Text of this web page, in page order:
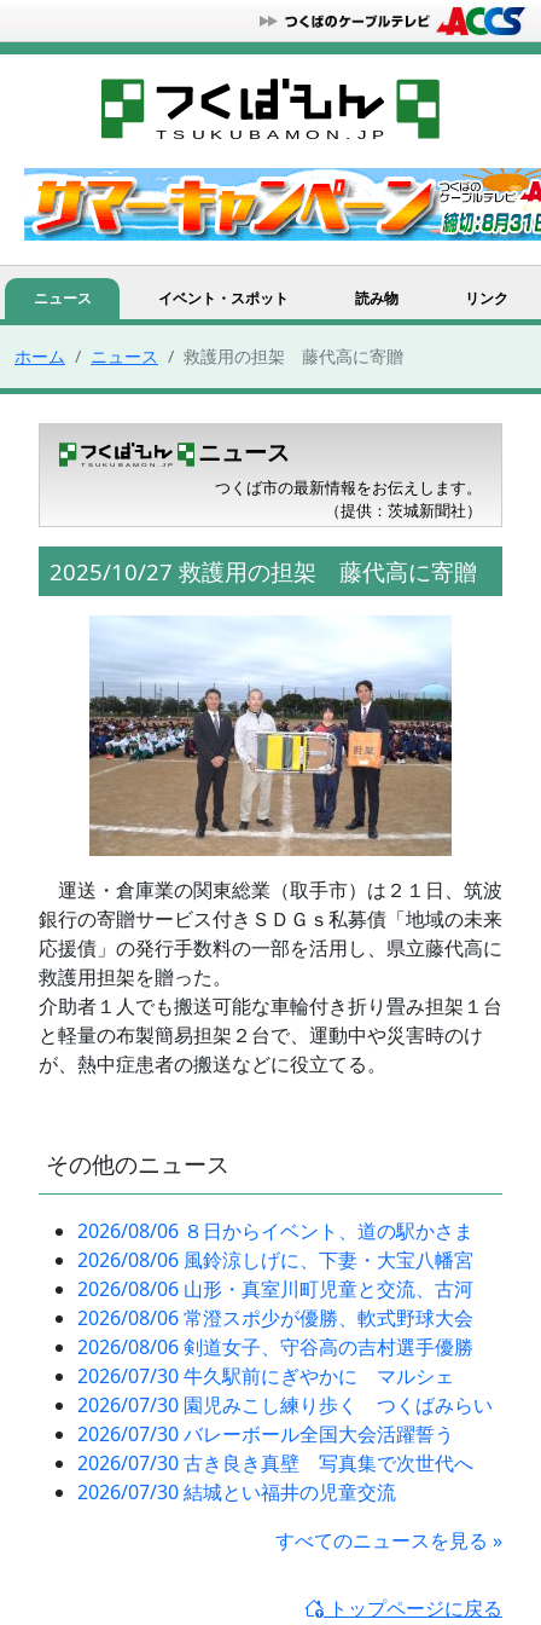
ニュース イベント・スポット 読み物 リンク
ホーム ニュース 救護用の担架 藤代高に寄贈
ニュース
つくば市の最新情報をお伝えします。
（提供：茨城新聞社）
2025/10/27 救護用の担架 藤代高に寄贈
運送・倉庫業の関東総業（取手市）は２１日、筑波
銀行の寄贈サービス付きＳＤＧｓ私募債「地域の未来
応援債」の発行手数料の一部を活用し、県立藤代高に
救護用担架を贈った。
介助者１人でも搬送可能な車輪付き折り畳み担架１台
と軽量の布製簡易担架２台で、運動中や災害時のけ
が、熱中症患者の搬送などに役立てる。
その他のニュース
2026/08/06 ８日からイベント、道の駅かさま
2026/08/06 風鈴涼しげに、下妻・大宝八幡宮
2026/08/06 山形・真室川町児童と交流、古河
2026/08/06 常澄スポ少が優勝、軟式野球大会
2026/08/06 剣道女子、守谷高の吉村選手優勝
2026/07/30 牛久駅前にぎやかに マルシェ
2026/07/30 園児みこし練り歩く つくばみらい
2026/07/30 バレーボール全国大会活躍誓う
2026/07/30 古き良き真壁 写真集で次世代へ
2026/07/30 結城とい福井の児童交流
すべてのニュースを見る »
トップページに戻る